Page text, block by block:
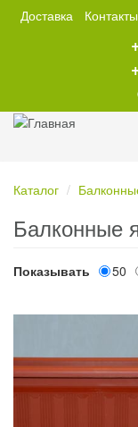
Перейти
Доставка Контакты
Каталог
Балконные
Показывать 50